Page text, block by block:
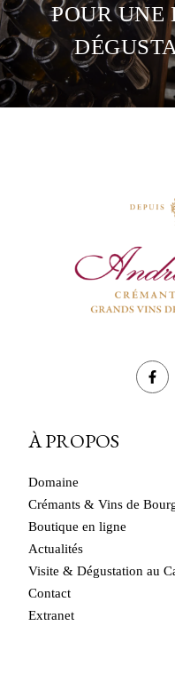
POUR UNE
À PROPOS
Domaine
Crémants & Vins de
Boutique en ligne
Actualités
Visite & Dégustation au
Contact
Extranet